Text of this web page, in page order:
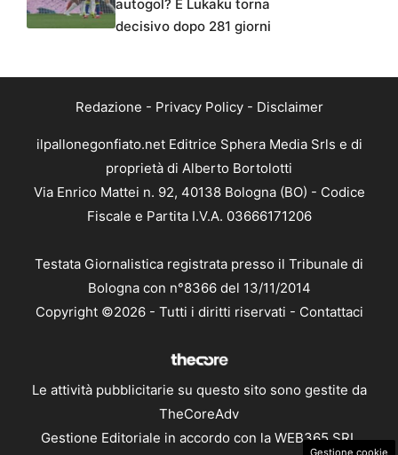
autogol? E Lukaku torna
decisivo dopo 281 giorni
Redazione - Privacy Policy- Disclaimer
ilpallonegonfiato.net Editrice Sphera Media Srls e di
proprietà di Alberto Bortolotti
Via Enrico Mattei n. 92, 40138 Bologna (BO) - Codice
Fiscale e Partita I.V.A. 03666171206
Testata Giornalistica registrata presso il Tribunale di
Bologna con n°8366 del 13/11/2014
Copyright ©2026 - Tutti i diritti riservati - Contattaci
Le attività pubblicitarie su questo sito sono gestite da
TheCoreAdv
Gestione Editoriale in accordo con la WEB365 SRL
Gestione cookie